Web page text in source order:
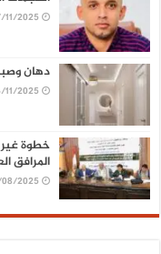
27/11/2025
دهان وصباغ الدمام 2026 – خبراء
24/11/2025
خطوة غير
المرافق
13/08/2025